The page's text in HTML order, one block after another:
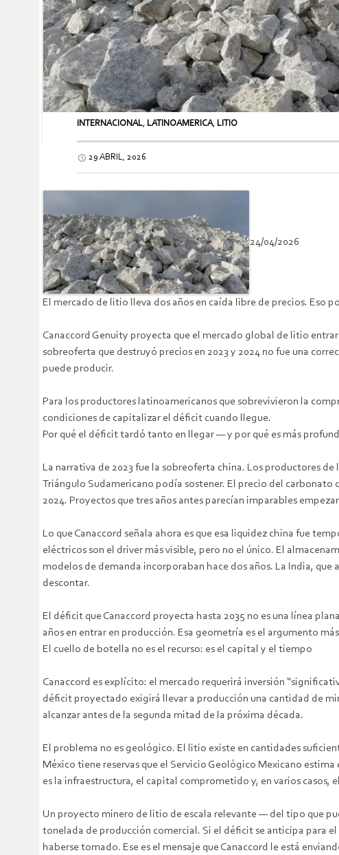
INTERNACIONAL, LATINOAMERICA, LITIO
29 ABRIL, 2026
24/04/2026
El mercado de litio lleva dos años en caída libre de precios. Eso
Canaccord Genuity proyecta que el mercado global de litio
sobreoferta que destruyó precios en 2023 y 2024 no fue una
puede producir.
Para los productores latinoamericanos que sobrevivieron la
condiciones de capitalizar el déficit cuando llegue.
Por qué el déficit tardó tanto en llegar — y por qué es más
La narrativa de 2023 fue la sobreoferta china. Los productores
Triángulo Sudamericano podía sostener. El precio del carbonato
2024. Proyectos que tres años antes parecían imparables
Lo que Canaccord señala ahora es que esa liquidez china fue
eléctricos son el driver más visible, pero no el único. El
modelos de demanda incorporaban hace dos años. La India, que
descontar.
El déficit que Canaccord proyecta hasta 2035 no es una línea
años en entrar en producción. Esa geometría es el argumento
El cuello de botella no es el recurso: es el capital y el tiempo
Canaccord es explícito: el mercado requerirá inversión
déficit proyectado exigirá llevar a producción una cantidad de
alcanzar antes de la segunda mitad de la próxima década.
El problema no es geológico. El litio existe en cantidades
México tiene reservas que el Servicio Geológico Mexicano
es la infraestructura, el capital comprometido y, en varios casos,
Un proyecto minero de litio de escala relevante — del tipo que
tonelada de producción comercial. Si el déficit se anticipa para
haberse tomado. Ese es el mensaje que Canaccord le está